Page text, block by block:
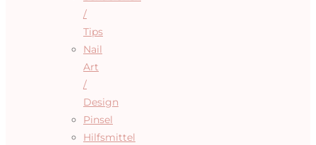
/
Tips
Nail
Art
/
Design
Pinsel
Hilfsmittel